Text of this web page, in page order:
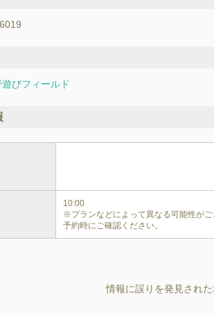
びフィールド
10:00
※プランなどによって異なる可能性が
予約時にご確認ください。
情報に誤りを発見され